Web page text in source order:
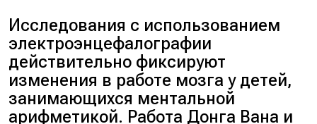
Исследования с использованием
электроэнцефалографии
действительно фиксируют
изменения в работе мозга у детей,
занимающихся ментальной
арифметикой. Работа Донга Вана и